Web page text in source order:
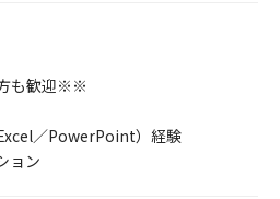
も歓迎※※
／PowerPoint）経験
ョン